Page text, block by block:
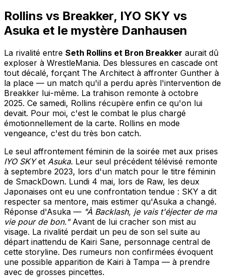
Rollins vs Breakker, IYO SKY vs
Asuka et le mystère Danhausen
La rivalité entre Seth Rollins et Bron Breakker aurait dû
exploser à WrestleMania. Des blessures en cascade ont
tout décalé, forçant The Architect à affronter Gunther à
la place — un match qu'il a perdu après l'intervention de
Breakker lui-même. La trahison remonte à octobre
2025. Ce samedi, Rollins récupère enfin ce qu'on lui
devait. Pour moi, c'est le combat le plus chargé
émotionnellement de la carte. Rollins en mode
vengeance, c'est du très bon catch.
Le seul affrontement féminin de la soirée met aux prises
IYO SKYet Asuka. Leur seul précédent télévisé remonte
à septembre 2023, lors d'un match pour le titre féminin
de SmackDown. Lundi 4 mai, lors de Raw, les deux
Japonaises ont eu une confrontation tendue : SKY a dit
respecter sa mentore, mais estimer qu'Asuka a changé.
Réponse d'Asuka — "À Backlash, je vais t'éjecter de ma
vie pour de bon."Avant de lui cracher son mist au
visage. La rivalité perdait un peu de son sel suite au
départ inattendu de Kairi Sane, personnage central de
cette storyline. Des rumeurs non confirmées évoquent
une possible apparition de Kairi à Tampa — à prendre
avec de grosses pincettes.